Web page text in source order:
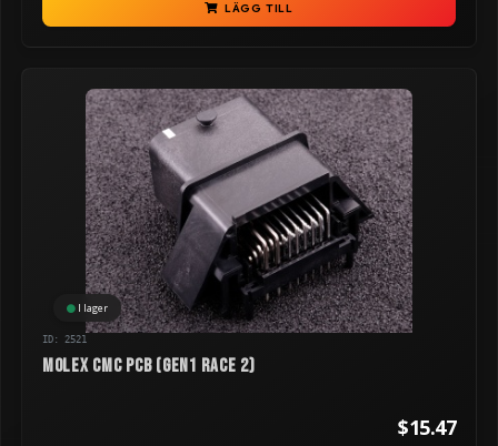
LÄGG TILL
I lager
ID: 2521
Molex CMC PCB (GEN1 RACE 2)
$15.47